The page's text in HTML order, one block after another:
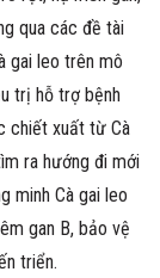
qua các đề tài
gai leo trên mô
trị hỗ trợ bệnh
chiết xuất từ Cà
ra hướng đi mới
minh Cà gai leo
gan B, bảo vệ
triển.